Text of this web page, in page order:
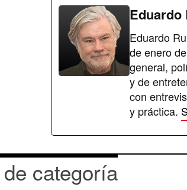
Eduardo
Eduardo
de enero
general,
y de
con
y práctica.
categoría